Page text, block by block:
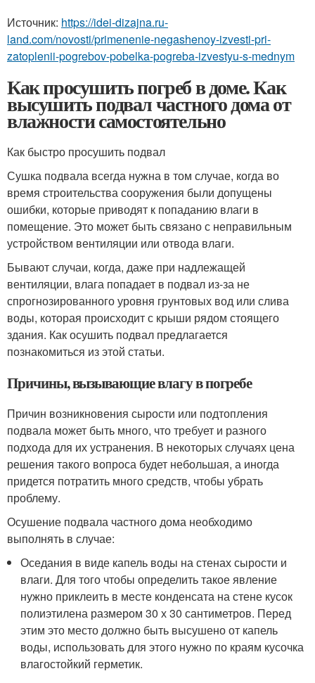
Источник: https://idei-dizajna.ru-
land.com/novosti/primenenie-negashenoy-izvesti-pri-
zatoplenii-pogrebov-pobelka-pogreba-izvestyu-s-mednym
Как просушить погреб в доме. Как
высушить подвал частного дома от
влажности самостоятельно
Как быстро просушить подвал
Сушка подвала всегда нужна в том случае, когда во
время строительства сооружения были допущены
ошибки, которые приводят к попаданию влаги в
помещение. Это может быть связано с неправильным
устройством вентиляции или отвода влаги.
Бывают случаи, когда, даже при надлежащей
вентиляции, влага попадает в подвал из-за не
спрогнозированного уровня грунтовых вод или слива
воды, которая происходит с крыши рядом стоящего
здания. Как осушить подвал предлагается
познакомиться из этой статьи.
Причины, вызывающие влагу в погребе
Причин возникновения сырости или подтопления
подвала может быть много, что требует и разного
подхода для их устранения. В некоторых случаях цена
решения такого вопроса будет небольшая, а иногда
придется потратить много средств, чтобы убрать
проблему.
Осушение подвала частного дома необходимо
выполнять в случае:
Оседания в виде капель воды на стенах сырости и
влаги. Для того чтобы определить такое явление
нужно приклеить в месте конденсата на стене кусок
полиэтилена размером 30 х 30 сантиметров. Перед
этим это место должно быть высушено от капель
воды, использовать для этого нужно по краям кусочка
влагостойкий герметик.